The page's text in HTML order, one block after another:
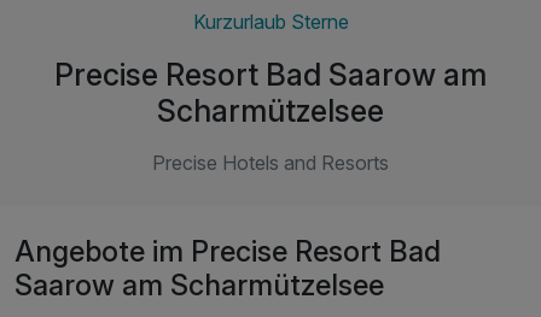
Kurzurlaub Sterne
Precise Resort Bad Saarow am
Scharmützelsee
Precise Hotels and Resorts
Angebote im Precise Resort Bad
Saarow am Scharmützelsee